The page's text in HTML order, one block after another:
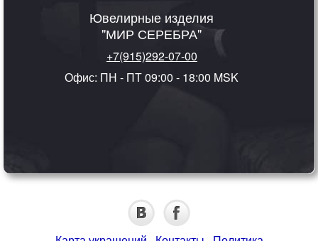
Ювелирные изделия
"МИР СЕРЕБРА"
+7(915)292-07-00
Офис: ПН - ПТ 09:00 - 18:00 MSK